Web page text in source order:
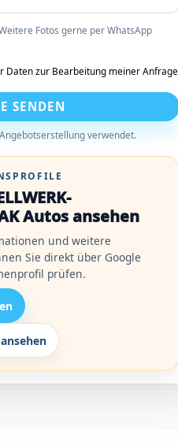
Fotos gerne per WhatsApp
Daten zur Bearbeitung meiner Anfrage
SENDEN
verwendet.
Autos ansehen
und weitere
Sie direkt über Google
prüfen.